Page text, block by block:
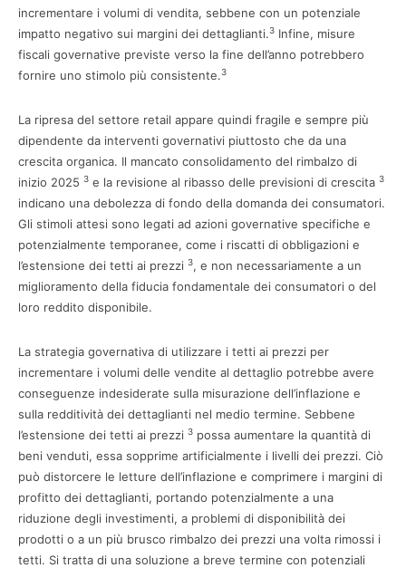
incrementare i volumi di vendita, sebbene con un potenziale
impatto negativo sui margini dei dettaglianti.3 Infine, misure
fiscali governative previste verso la fine dell’anno potrebbero
fornire uno stimolo più consistente.3
La ripresa del settore retail appare quindi fragile e sempre più
dipendente da interventi governativi piuttosto che da una
crescita organica. Il mancato consolidamento del rimbalzo di
inizio 2025 3 e la revisione al ribasso delle previsioni di crescita 3
indicano una debolezza di fondo della domanda dei consumatori.
Gli stimoli attesi sono legati ad azioni governative specifiche e
potenzialmente temporanee, come i riscatti di obbligazioni e
l’estensione dei tetti ai prezzi 3, e non necessariamente a un
miglioramento della fiducia fondamentale dei consumatori o del
loro reddito disponibile.
La strategia governativa di utilizzare i tetti ai prezzi per
incrementare i volumi delle vendite al dettaglio potrebbe avere
conseguenze indesiderate sulla misurazione dell’inflazione e
sulla redditività dei dettaglianti nel medio termine. Sebbene
l’estensione dei tetti ai prezzi 3 possa aumentare la quantità di
beni venduti, essa sopprime artificialmente i livelli dei prezzi. Ciò
può distorcere le letture dell’inflazione e comprimere i margini di
profitto dei dettaglianti, portando potenzialmente a una
riduzione degli investimenti, a problemi di disponibilità dei
prodotti o a un più brusco rimbalzo dei prezzi una volta rimossi i
tetti. Si tratta di una soluzione a breve termine con potenziali